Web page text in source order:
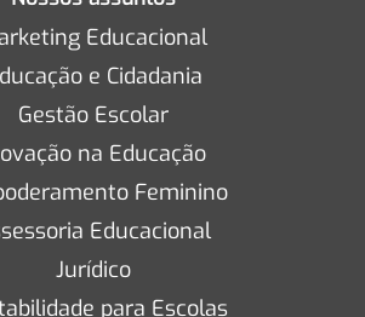
Educacional
e Cidadania
Gestão Escolar
na Educação
Feminino
Educacional
Jurídico
para Escolas